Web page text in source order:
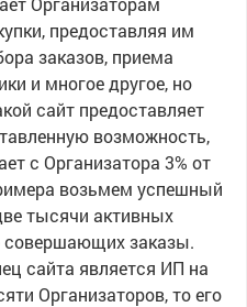
предоставляя им
заказов, приема
и многое другое, но
сайт предоставляет
возможность,
с Организатора 3% от
возьмем успешный
тысячи активных
совершающих заказы.
сайта является ИП на
Организаторов, то его